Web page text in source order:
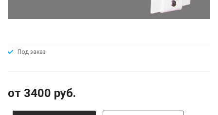
Под заказ
от 3400 руб.